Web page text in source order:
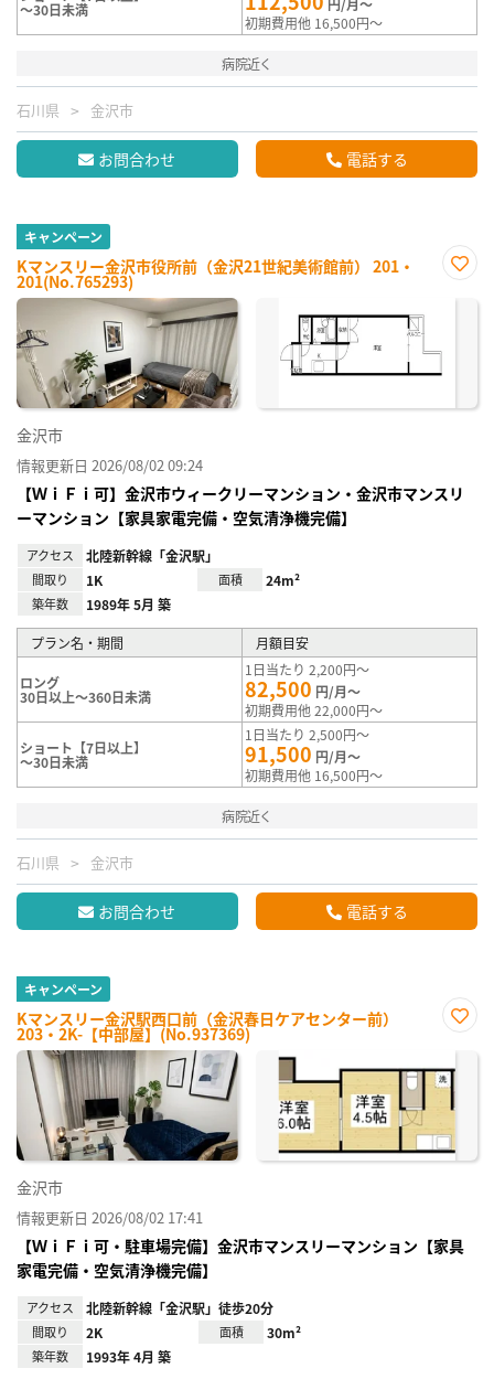
～30日未満
初期費用他 16,500円～
病院近く
石川県 金沢市
お問合わせ 電話する
キャンペーン
Kマンスリー金沢市役所前（金沢21世紀美術館前） 201・
201(No.765293)
に入
金沢市
情報更新日 2026/08/02 09:24
【ＷｉＦｉ可】金沢市ウィークリーマンション・金沢市マンスリ
ーマンション【家具家電完備・空気清浄機完備】
アクセス 北陸新幹線「金沢駅」
間取り 1K 面積 24m²
築年数 1989年 5月 築
プラン名・期間 月額目安
ロング
30日以上～360日未満
1日当たり 2,200円～
82,500 円/月～
初期費用他 22,000円～
ショート【7日以上】
～30日未満
1日当たり 2,500円～
91,500 円/月～
初期費用他 16,500円～
病院近く
石川県 金沢市
お問合わせ 電話する
キャンペーン
Kマンスリー金沢駅西口前（金沢春日ケアセンター前）
203・2K-【中部屋】(No.937369)
に入
り登
録
金沢市
情報更新日 2026/08/02 17:41
【ＷｉＦｉ可・駐車場完備】金沢市マンスリーマンション【家具
家電完備・空気清浄機完備】
アクセス 北陸新幹線「金沢駅」徒歩20分
間取り 2K 面積 30m²
築年数 1993年 4月 築